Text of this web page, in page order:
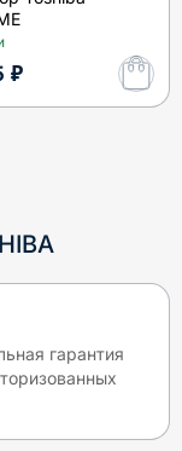
₽
гарантия